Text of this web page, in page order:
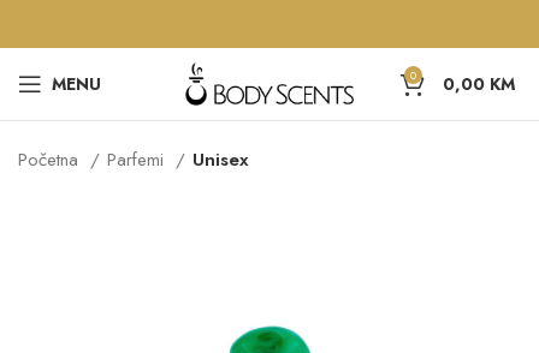
MENU 0 0,00 KM
Početna Parfemi Unisex